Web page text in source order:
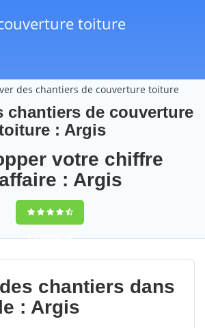
toiture
des chantiers de couverture toiture
chantiers de couverture
: Argis
votre chiffre
: Argis
9,5(100%)58
votes
chantiers dans
: Argis